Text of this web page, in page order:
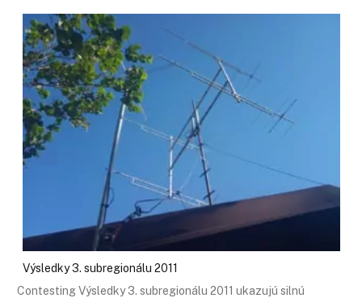
Výsledky 3. subregionálu 2011
Contesting Výsledky 3. subregionálu 2011 ukazujú silnú